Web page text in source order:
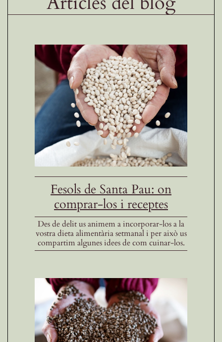
Fesols de Santa Pau: on
comprar-los i receptes
Des de delit us animem a incorporar-los a la
vostra dieta alimentària setmanal i per això us
compartim algunes idees de com cuinar-los.